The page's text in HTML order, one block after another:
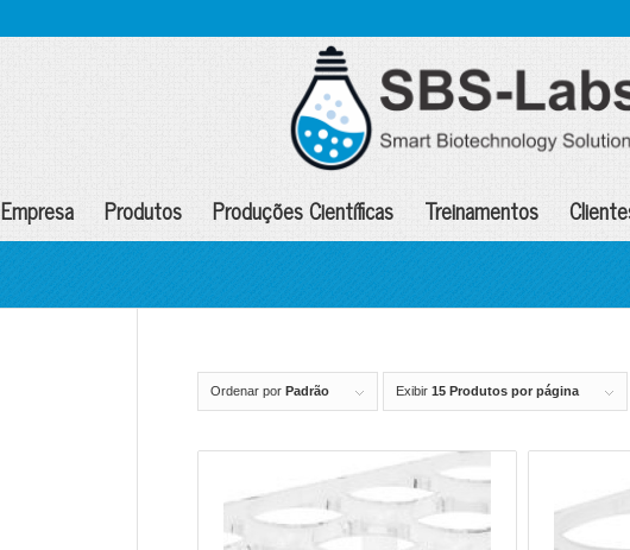
Empresa Produtos Produções Científicas Treinamentos
Ordenar por Padrão Exibir 15 Produtos por página